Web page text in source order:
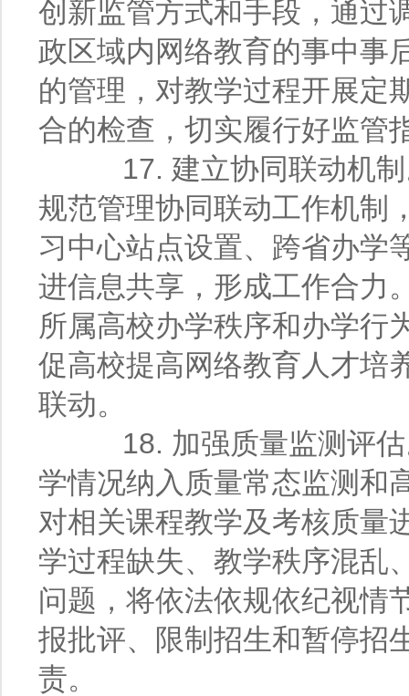
创新监管方式和手段，通过
政区域内网络教育的事中事
的管理，对教学过程开展定
合的检查，切实履行好监管
17. 建立协同联动机制
规范管理协同联动工作机制
习中心站点设置、跨省办学
进信息共享，形成工作合力
所属高校办学秩序和办学行
促高校提高网络教育人才培
联动。
18. 加强质量监测评估
学情况纳入质量常态监测和
对相关课程教学及考核质量
学过程缺失、教学秩序混乱
问题，将依法依规依纪视情
报批评、限制招生和暂停招
责。